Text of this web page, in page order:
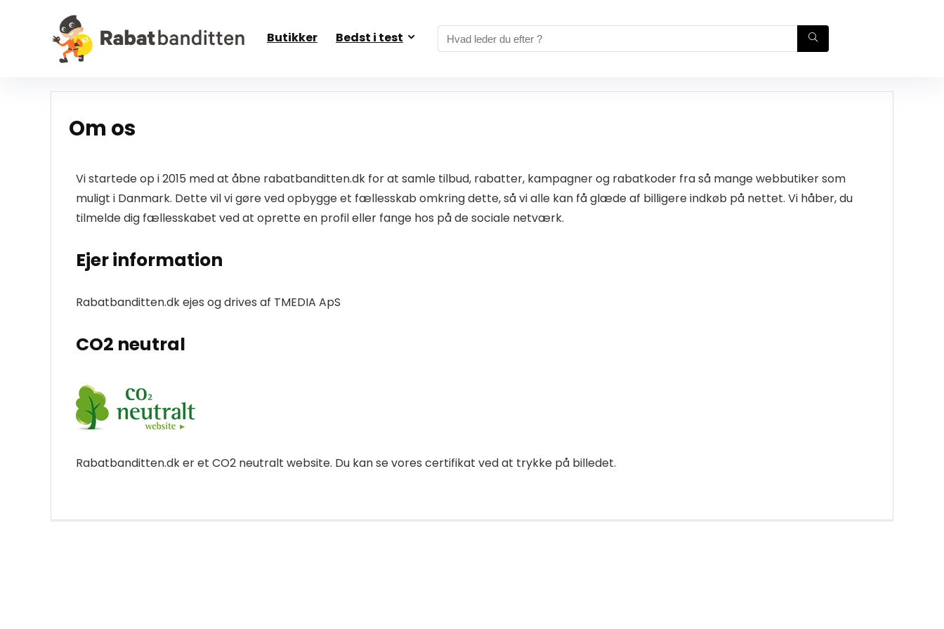
Butikker Bedst i test
Om os
Vi startede op i 2015 med at åbne rabatbanditten.dk for at samle tilbud, rabatter, kampagner og rabatkoder fra så mange webbutiker som
muligt i Danmark. Dette vil vi gøre ved opbygge et fællesskab omkring dette, så vi alle kan få glæde af billigere indkøb på nettet. Vi håber, du
tilmelde dig fællesskabet ved at oprette en profil eller fange hos på de sociale netværk.
Ejer information
Rabatbanditten.dk ejes og drives af TMEDIA ApS
CO2 neutral
Rabatbanditten.dk er et CO2 neutralt website. Du kan se vores certifikat ved at trykke på billedet.